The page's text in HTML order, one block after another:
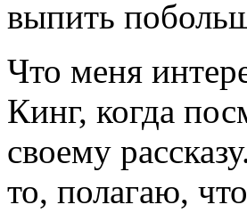
выпить
Что меня
Кинг, когда
своему
то, полагаю,